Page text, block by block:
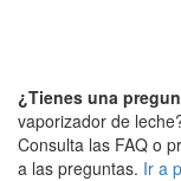
¿Tienes una
vaporizador de
Consulta las FAQ o
a las preguntas. Ir a